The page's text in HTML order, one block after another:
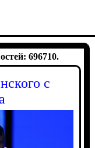
696710.
с